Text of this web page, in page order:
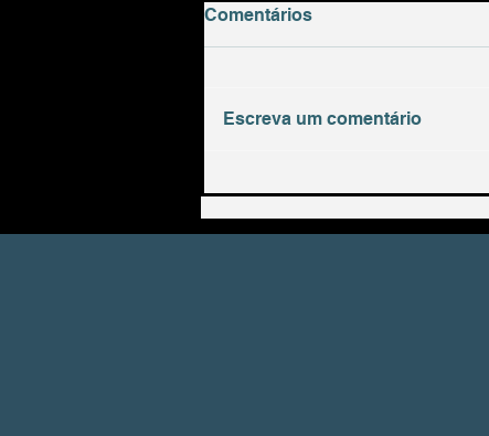
A Grande Armadilha da
Comentários
Escreva um comentário